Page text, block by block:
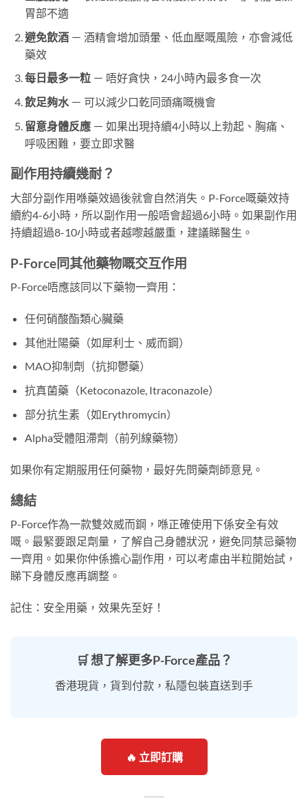
胃部不適
避免飲酒－ 酒精會增加頭暈、低血壓嘅風險，亦會減低
藥效
每日最多一粒－ 唔好貪快，24小時內最多食一次
飲足夠水－ 可以減少口乾同頭痛嘅機會
留意身體反應－ 如果出現持續4小時以上勃起、胸痛、
呼吸困難，要立即求醫
副作用持續幾耐？
大部分副作用喺藥效過後就會自然消失。P-Force嘅藥效持
續約4-6小時，所以副作用一般唔會超過6小時。如果副作用
持續超過8-10小時或者越嚟越嚴重，建議睇醫生。
P-Force同其他藥物嘅交互作用
P-Force唔應該同以下藥物一齊用：
任何硝酸酯類心臟藥
其他壯陽藥（如犀利士、威而鋼）
MAO抑制劑（抗抑鬱藥）
抗真菌藥（Ketoconazole, Itraconazole）
部分抗生素（如Erythromycin）
Alpha受體阻滯劑（前列線藥物）
如果你有定期服用任何藥物，最好先問藥劑師意見。
總結
P-Force作為一款雙效威而鋼，喺正確使用下係安全有效
嘅。最緊要跟足劑量，了解自己身體狀況，避免同禁忌藥物
一齊用。如果你仲係擔心副作用，可以考慮由半粒開始試，
睇下身體反應再調整。
記住：安全用藥，效果先至好！
🛒 想了解更多P-Force產品？
香港現貨，貨到付款，私隱包裝直送到手
🔥 立即訂購